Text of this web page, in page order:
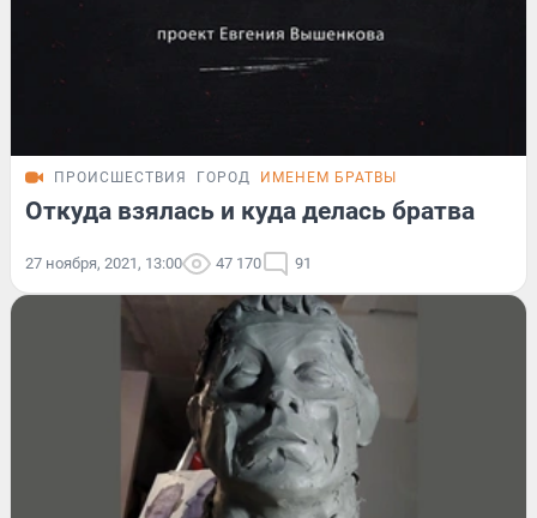
ПРОИСШЕСТВИЯ ГОРОД ИМЕНЕМ БРАТВЫ
Откуда взялась и куда делась братва
27 ноября, 2021, 13:00 47 170 91